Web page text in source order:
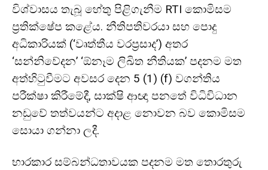
විශ්වාසය තැබූ හේතු පිළිගැනීම RTI කොමිසම
ප්‍රතික්ෂේප කළේය. නීතිපතිවරයා සහ පොදු
අධිකාරියක් (‘වෘත්තීය වරප්‍රසාද’) අතර
‘සන්නිවේදන’ ‘ඕනෑම ලිඛිත නීතියක’ පදනම මත
අත්හිටුවීමට අවසර දෙන 5 (1) (f) වගන්තිය
පරීක්ෂා කිරීමේදී, සාක්ෂි ආඥා පනතේ විධිවිධාන
නඩුවේ තත්වයන්ට අදාළ නොවන බව කොමිසම
සොයා ගන්නා ලදී.
භාරකාර සම්බන්ධතාවයක පදනම මත තොරතුරු